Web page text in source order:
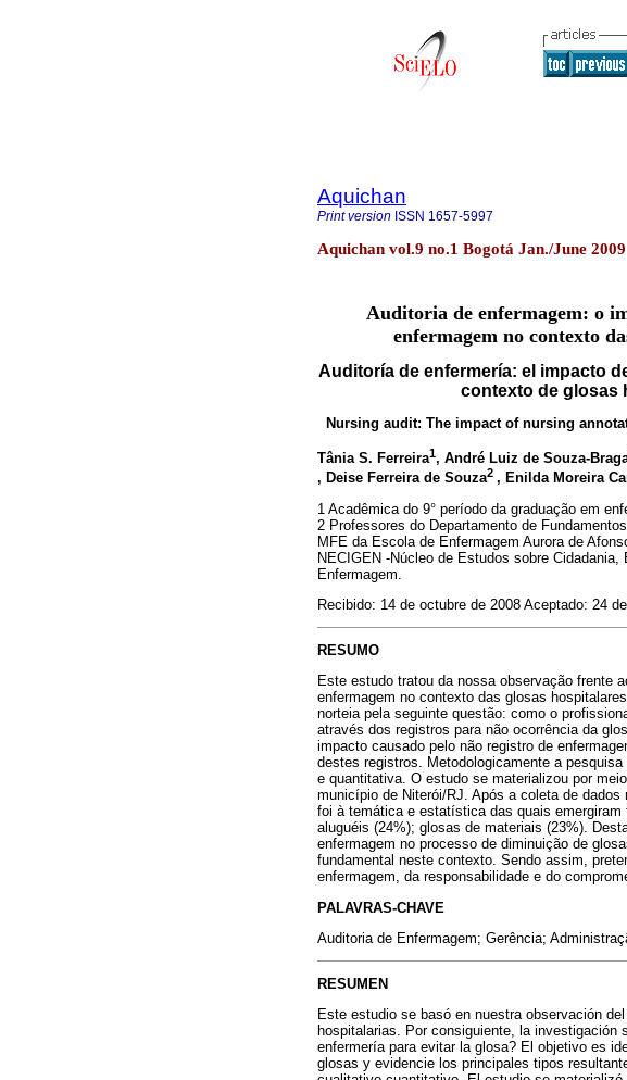
Aquichan
Print version ISSN 1657-5997
Aquichan vol.9 no.1 Bogotá Jan./June 2009
Auditoria de enfermagem: o
enfermagem no contexto
Auditoría de enfermería: el impacto
contexto de glosas
Nursing audit: The impact of nursing
Tânia S. Ferreira1, André Luiz de Souza-
, Deise Ferreira de Souza2 , Enilda Moreira
1 Acadêmica do 9° período da graduação em
2 Professores do Departamento de
MFE da Escola de Enfermagem Aurora de
NECIGEN -Núcleo de Estudos sobre Cidadania,
Enfermagem.
Recibido: 14 de octubre de 2008 Aceptado: 24
RESUMO
Este estudo tratou da nossa observação frente
enfermagem no contexto das glosas
norteia pela seguinte questão: como o
através dos registros para não ocorrência da
impacto causado pelo não registro de
destes registros. Metodologicamente a
e quantitativa. O estudo se materializou por
município de Niterói/RJ. Após a coleta de
foi à temática e estatística das quais
aluguéis (24%); glosas de materiais (23%).
enfermagem no processo de diminuição de
fundamental neste contexto. Sendo assim,
enfermagem, da responsabilidade e do
PALAVRAS-CHAVE
Auditoria de Enfermagem; Gerência;
RESUMEN
Este estudio se basó en nuestra observación
hospitalarias. Por consiguiente, la
enfermería para evitar la glosa? El objetivo es
glosas y evidencie los principales tipos